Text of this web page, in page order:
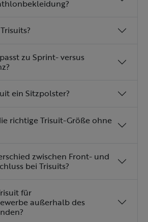
zu Sprint- versus
ein Sitzpolster?
richtige Trisuit-Größe ohne
zwischen Front- und
bei Trisuits?
für
außerhalb des